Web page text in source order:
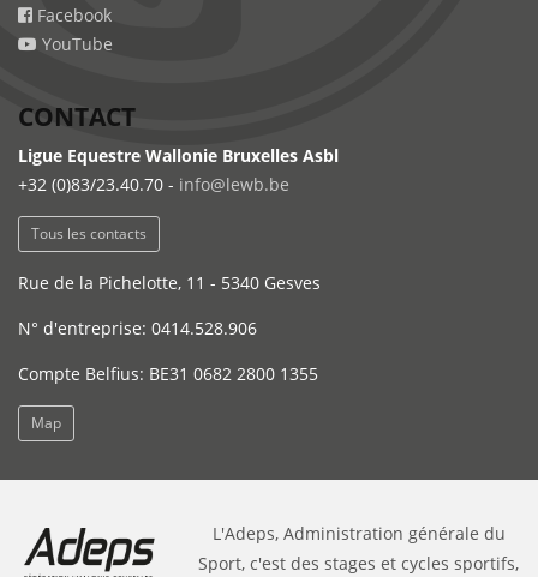
Facebook
YouTube
CONTACT
Ligue Equestre Wallonie Bruxelles Asbl
+32 (0)83/23.40.70 - info@lewb.be
Tous les contacts
Rue de la Pichelotte, 11 - 5340 Gesves
N° d'entreprise: 0414.528.906
Compte Belfius: BE31 0682 2800 1355
Map
L'Adeps, Administration générale du
Sport, c'est des stages et cycles sportifs,